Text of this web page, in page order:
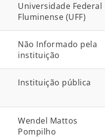
Universidade Federal
Fluminense (UFF)
Não Informado pela
instituição
Instituição pública
Wendel Mattos
Pompilho